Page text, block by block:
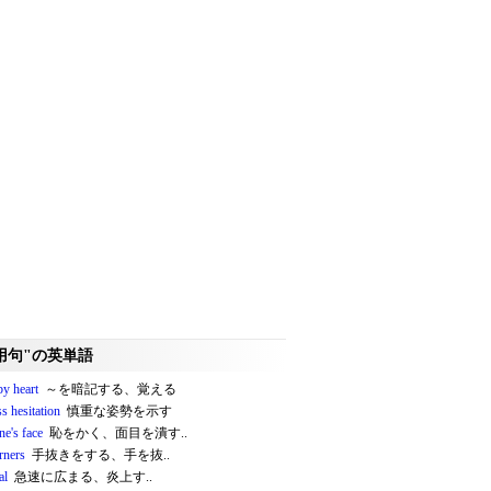
句"の英単語
heart～を暗記する、覚える
hesitation 慎重な姿勢を示す
face 恥をかく、面目を潰す..
手抜きをする、手を抜..
急速に広まる、炎上す..